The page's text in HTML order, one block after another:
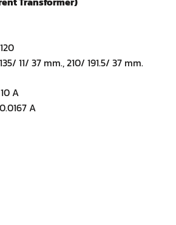
11/ 37 mm., 210/ 191.5/ 37 mm.
A
A